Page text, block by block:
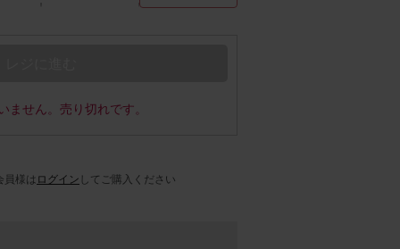
ません。売り切れです。
員様は ログイン してご購入ください